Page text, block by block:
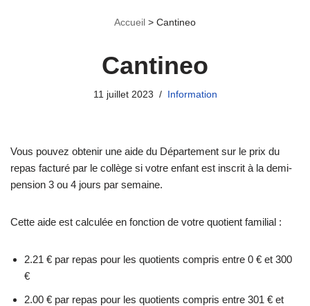
Accueil > Cantineo
Cantineo
11 juillet 2023 Information
Vous pouvez obtenir une aide du Département sur le prix du
repas facturé par le collège si votre enfant est inscrit à la demi-
pension 3 ou 4 jours par semaine.
Cette aide est calculée en fonction de votre quotient familial :
2.21 € par repas pour les quotients compris entre 0 € et 300
€
2.00 € par repas pour les quotients compris entre 301 € et